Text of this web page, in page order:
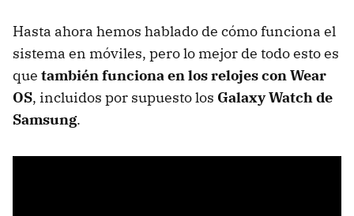
Hasta ahora hemos hablado de cómo funciona el
sistema en móviles, pero lo mejor de todo esto es
que también funciona en los relojes con Wear
OS, incluidos por supuesto los Galaxy Watch de
Samsung.